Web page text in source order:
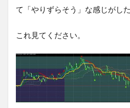
て「やりずらそう」な感じがした
これ見てください。